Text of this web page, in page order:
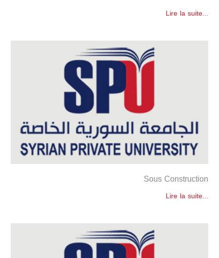
Lire la suite...
Sous Construction
Lire la suite...